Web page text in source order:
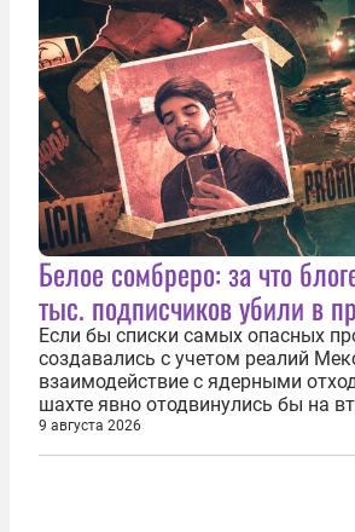
Белое сомбреро: за что
тыс. подписчиков убили в
Если бы списки самых опасных
создавались с учетом реалий
взаимодействие с ядерными
шахте явно отодвинулись бы на
третий план. А вот блогерам,
музыкантам пришлось бы выйти
9 августа 2026